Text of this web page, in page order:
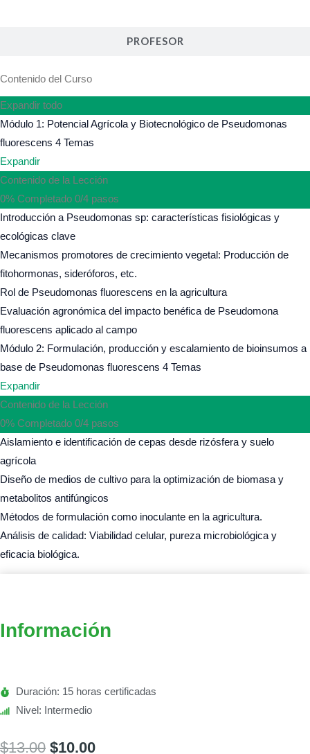
PROFESOR
Contenido del Curso
Expandir todo
Módulo 1: Potencial Agrícola y Biotecnológico de Pseudomonas
fluorescens 4 Temas
Expandir
Contenido de la Lección
0% Completado 0/4 pasos
Introducción a Pseudomonas sp: características fisiológicas y
ecológicas clave
Mecanismos promotores de crecimiento vegetal: Producción de
fitohormonas, sideróforos, etc.
Rol de Pseudomonas fluorescens en la agricultura
Evaluación agronómica del impacto benéfica de Pseudomona
fluorescens aplicado al campo
Módulo 2: Formulación, producción y escalamiento de bioinsumos a
base de Pseudomonas fluorescens 4 Temas
Expandir
Contenido de la Lección
0% Completado 0/4 pasos
Aislamiento e identificación de cepas desde rizósfera y suelo
agrícola
Diseño de medios de cultivo para la optimización de biomasa y
metabolitos antifúngicos
Métodos de formulación como inoculante en la agricultura.
Análisis de calidad: Viabilidad celular, pureza microbiológica y
eficacia biológica.
Información
Duración: 15 horas certificadas
Nivel: Intermedio
$13.00 $10.00